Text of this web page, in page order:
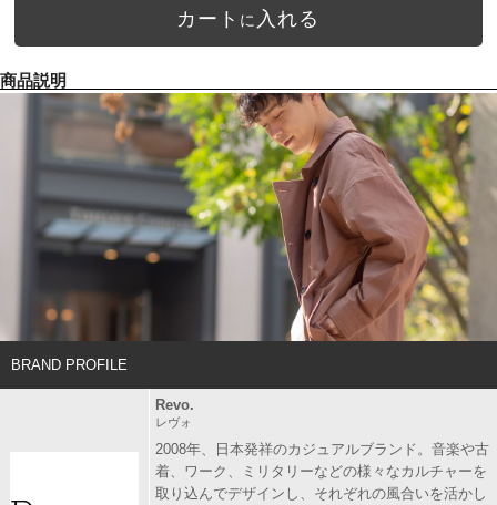
カート に 入れる
商品説明
BRAND PROFILE
Revo.
レヴォ
2008年、日本発祥のカジュアルブランド。音楽や古
着、ワーク、ミリタリーなどの様々なカルチャーを
取り込んでデザインし、それぞれの風合いを活かし